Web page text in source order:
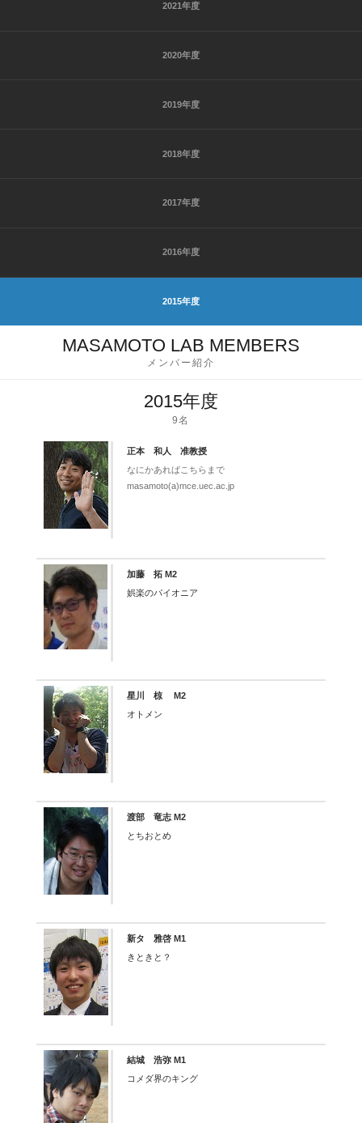
2021年度
2020年度
2019年度
2018年度
2017年度
2016年度
2015年度
MASAMOTO LAB MEMBERS
メンバー紹介
2015年度
9名
正本 和人 准教授
なにかあればこちらまで
masamoto(a)mce.uec.ac.jp
加藤 拓 M2
娯楽のパイオニア
星川 椋 M2
オトメン
渡部 竜志 M2
とちおとめ
新タ 雅啓 M1
きときと？
結城 浩弥 M1
コメダ界のキング